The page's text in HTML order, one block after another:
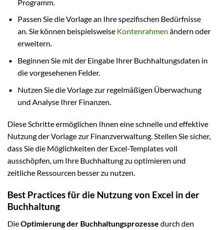
Programm.
Passen Sie die Vorlage an Ihre spezifischen Bedürfnisse
an. Sie können beispielsweise Kontenrahmen ändern oder
erweitern.
Beginnen Sie mit der Eingabe Ihrer Buchhaltungsdaten in
die vorgesehenen Felder.
Nutzen Sie die Vorlage zur regelmäßigen Überwachung
und Analyse Ihrer Finanzen.
Diese Schritte ermöglichen Ihnen eine schnelle und effektive
Nutzung der Vorlage zur Finanzverwaltung. Stellen Sie sicher,
dass Sie die Möglichkeiten der Excel-Templates voll
ausschöpfen, um Ihre Buchhaltung zu optimieren und
zeitliche Ressourcen besser zu nutzen.
Best Practices für die Nutzung von Excel in der
Buchhaltung
DieOptimierung der Buchhaltungsprozesse durch den